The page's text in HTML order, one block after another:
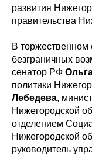
развития
правительства
В торжественном
безграничных
сенатор РФ
политики
Лебедева,
Нижегородской
отделением
Нижегородской
руководитель